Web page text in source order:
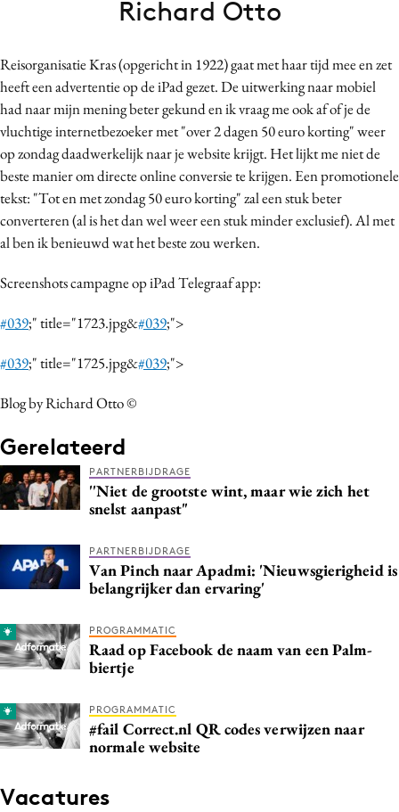
Carriere
Contentmarketing
Craft
Customer Experience
Data & Insights
Design
Digital transformation
Effectiviteit
Influencer marketing
Interne communicatie
Media
Merkstrategie
PR
Programmatic
Reputatie & crisis
Reisorganisatie Kras (opgericht in 1922) gaat met haar tijd mee en zet
heeft een advertentie op de iPad gezet. De uitwerking naar mobiel
had naar mijn mening beter gekund en ik vraag me ook af of je de
vluchtige internetbezoeker met "over 2 dagen 50 euro korting" weer
op zondag daadwerkelijk naar je website krijgt. Het lijkt me niet de
beste manier om directe online conversie te krijgen. Een promotionele
tekst: "Tot en met zondag 50 euro korting" zal een stuk beter
converteren (al is het dan wel weer een stuk minder exclusief). Al met
al ben ik benieuwd wat het beste zou werken.
Screenshots campagne op iPad Telegraaf app:
#039;" title="1723.jpg&#039;">
#039;" title="1725.jpg&#039;">
Blog by Richard Otto ©
Gerelateerd
PARTNERBIJDRAGE
''Niet de grootste wint, maar wie zich het
snelst aanpast"
PARTNERBIJDRAGE
Van Pinch naar Apadmi: 'Nieuwsgierigheid is
belangrijker dan ervaring'
PROGRAMMATIC
Raad op Facebook de naam van een Palm-
biertje
PROGRAMMATIC
#fail Correct.nl QR codes verwijzen naar
normale website
Vacatures
Richard Otto